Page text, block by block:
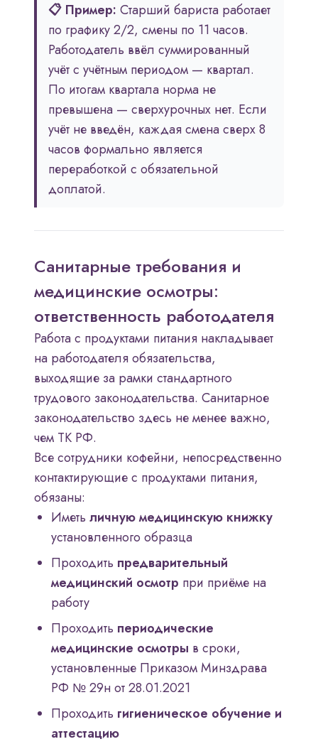
📋 Пример: Старший бариста работает
по графику 2/2, смены по 11 часов.
Работодатель ввёл суммированный
учёт с учётным периодом — квартал.
По итогам квартала норма не
превышена — сверхурочных нет. Если
учёт не введён, каждая смена сверх 8
часов формально является
переработкой с обязательной
доплатой.
Санитарные требования и
медицинские осмотры:
ответственность работодателя
Работа с продуктами питания накладывает
на работодателя обязательства,
выходящие за рамки стандартного
трудового законодательства. Санитарное
законодательство здесь не менее важно,
чем ТК РФ.
Все сотрудники кофейни, непосредственно
контактирующие с продуктами питания,
обязаны:
Иметь личную медицинскую книжку
установленного образца
Проходить предварительный
медицинский осмотр при приёме на
работу
Проходить периодические
медицинские осмотры в сроки,
установленные Приказом Минздрава
РФ № 29н от 28.01.2021
Проходить гигиеническое обучение и
аттестацию